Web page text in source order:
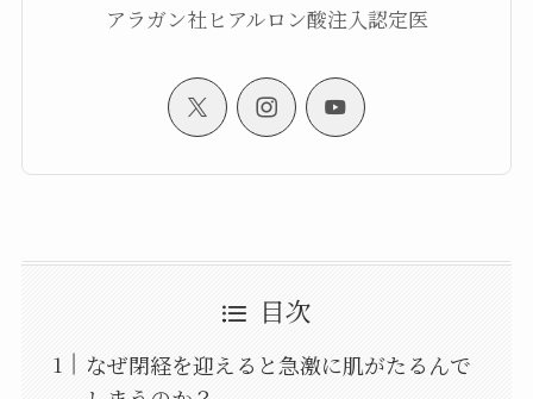
アラガン社ヒアルロン酸注入認定医
目次
なぜ閉経を迎えると急激に肌がたるんで